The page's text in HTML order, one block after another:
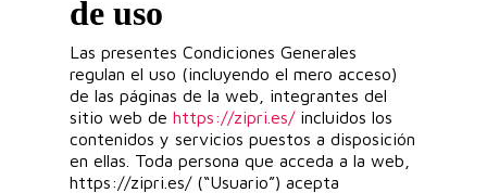
de uso
Las presentes Condiciones Generales
regulan el uso (incluyendo el mero acceso)
de las páginas de la web, integrantes del
sitio web dehttps://zipri.es/incluidos los
contenidos y servicios puestos a disposición
en ellas. Toda persona que acceda a la web,
https://zipri.es/ (“Usuario”) acepta